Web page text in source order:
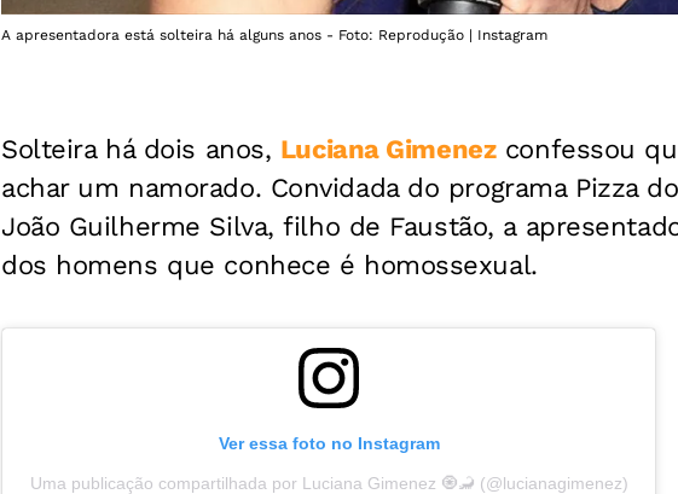
A apresentadora está solteira há alguns anos - Foto: Reprodução | Instagram
Solteira há dois anos, Luciana Gimenezconfessou
achar um namorado. Convidada do programa Pizza
João Guilherme Silva, filho de Faustão, a
dos homens que conhece é homossexual.
Ver essa foto no Instagram
Uma publicação compartilhada por Luciana Gimenez 🧿🦂 (@lucianagimenez)